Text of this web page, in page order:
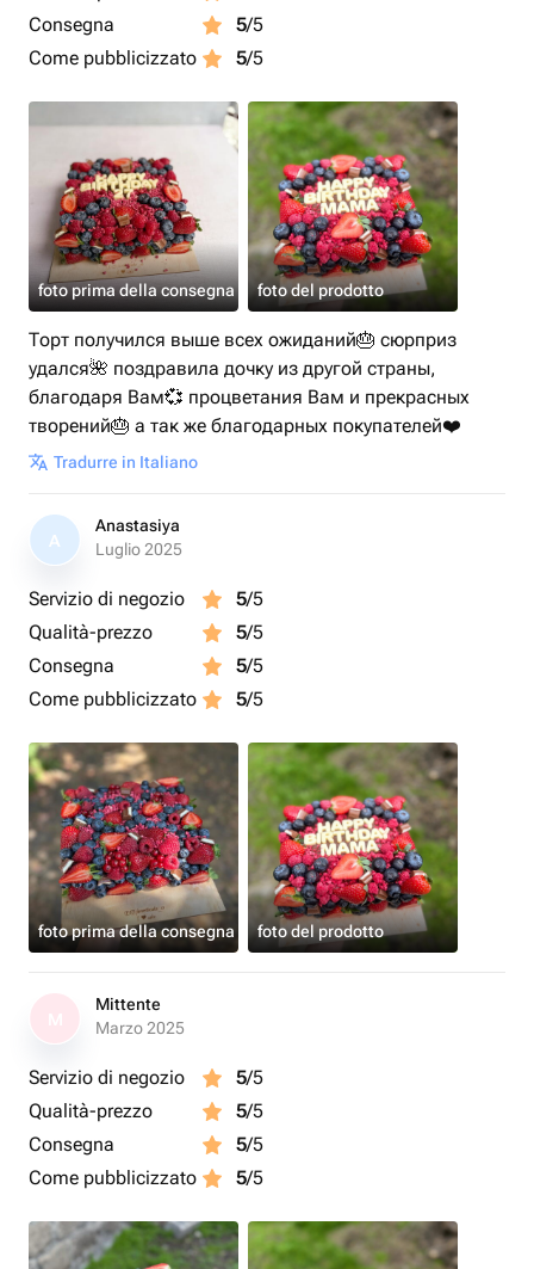
Consegna
5/5
Come pubblicizzato
5/5
foto prima della consegna foto del prodotto
Торт получился выше всех ожиданий🎂 сюрприз
удался🌺 поздравила дочку из другой страны,
благодаря Вам💞 процветания Вам и прекрасных
творений🎂 а так же благодарных покупателей❤️
Tradurre in Italiano
A
Anastasiya
Luglio 2025
Servizio di negozio 5/5
Qualità-prezzo
5/5
Consegna
5/5
Come pubblicizzato
5/5
foto prima della consegna foto del prodotto
Mittente
Marzo 2025
Servizio di negozio 5/5
Qualità-prezzo
5/5
Consegna
5/5
Come pubblicizzato
5/5